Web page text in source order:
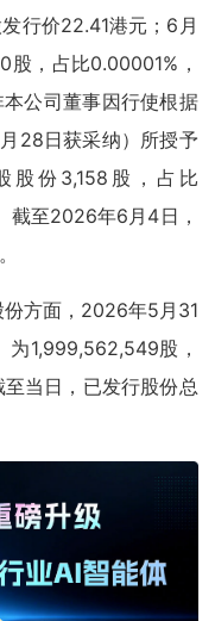
行价22.41港元；6月
，占比0.00001%，
公司董事因行使根据
28日获采纳）所授予
股份3,158股，占比
截至2026年6月4日，
方面，2026年5月31
为1,999,562,549股，
当日，已发行股份总